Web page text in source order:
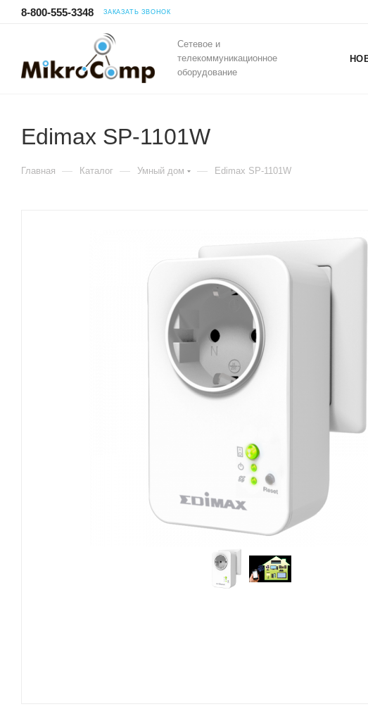
8-800-555-3348 ЗАКАЗАТЬ ЗВОНОК
Сетевое и
телекоммуникационное
оборудование
Edimax SP-1101W
Главная — Каталог — Умный дом — Edimax SP-1101W